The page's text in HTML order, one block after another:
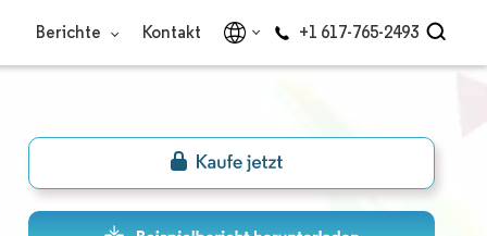
Berichte Kontakt +1 617-765-2493